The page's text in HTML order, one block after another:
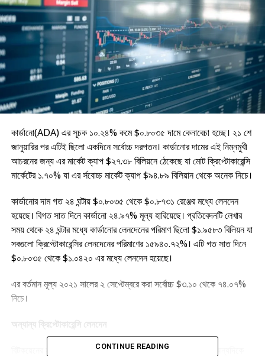
কার্ডানো(ADA) এর সূচক ১০.২৪% কমে $০.৮০৩৫ দামে কেনাবেচা হচ্ছে। ২১ শে
জানুয়ারির পর এটিই ছিলো একদিনে সর্বোচ্চ দরপতন। কার্ডানোর দামের এই নিম্নমুখী
আচরনের জন্য এর মার্কেট ক্যাপ $২৭.৩৮ বিলিয়নে ঠেকেছে যা মোট ক্রিপ্টোকারেন্সি
মার্কেটের ১.৭০% যা এর র্সবোচ্চ মার্কেট ক্যাপ $৯৪.৮৯ বিলিয়ান থেকে অনেক নিচে।
কার্ডানোর দাম গত ২৪ ঘন্টায় $০.৮০৩৫ থেকে $০.৮৭৩১ রেঞ্জের মধ্যে লেনদেন
হয়েছে। বিগত সাত দিনে কার্ডানো ২৪.৯৭% মূল্য হারিয়েছে। প্রতিবেদনটি লেখার
সময় থেকে ২৪ ঘন্টার মধ্যে কার্ডানোর লেনদেনের পরিমাণ ছিলো $১.৯৫৮৩ বিলিয়ন যা
সবগুলো ক্রিপ্টোকারেন্সির লেনদেনের পরিমাণের ১৫৯৪০.৭২%। এটি গত সাত দিনে
$০.৮০৩৫ থেকে $১.০৪২০ এর মধ্যে লেনদেন হয়েছে।
এর বর্তমান মূল্য ২০২১ সালের ২ সেপ্টেম্বরে করা সর্বোচ্চ $৩.১০ থেকে ৭৪.০৭%
নিচে।
অন্যান্য ক্রিপ্টোকারেন্সি লেনদেন
বিটকয়েনের সূচক সর্বশেষ ৬.৪২% কমে দিন শেষে ছিলো $৩৫২৭৪.৯। অন্যদিকে
CONTINUE READING